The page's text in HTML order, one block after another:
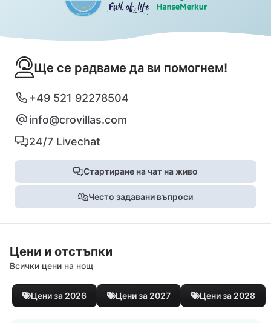
Ще се радваме да ви помогнем!
+49 521 92278504
info@crovillas.com
24/7 Livechat
Стартиране на чат на живо
Често задавани въпроси
Цени и отстъпки
Всички цени на нощ
Цени за 2026 Цени за 2027 Цени за 2028